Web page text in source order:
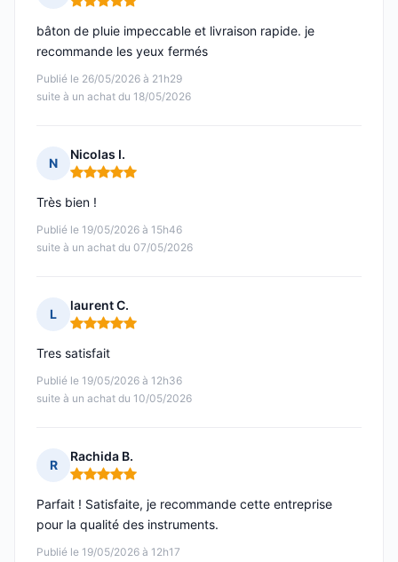
Note : 5 sur 5
Publié le 26/05/2026 à 21h29
suite à un achat du 18/05/2026
bâton de pluie impeccable et livraison rapide. je
recommande les yeux fermés
N
Nicolas I.
Note : 5 sur 5
Publié le 19/05/2026 à 15h46
suite à un achat du 07/05/2026
Très bien !
L
laurent C.
Note : 5 sur 5
Publié le 19/05/2026 à 12h36
suite à un achat du 10/05/2026
Tres satisfait
R
Rachida B.
Note : 5 sur 5
Publié le 19/05/2026 à 12h17
Parfait ! Satisfaite, je recommande cette entreprise
pour la qualité des instruments.